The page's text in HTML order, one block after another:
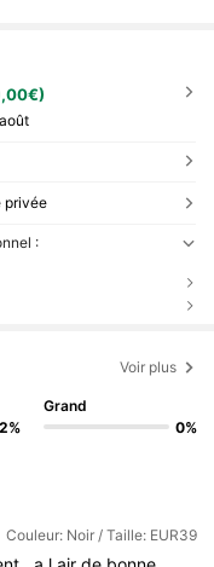
privée
:
Voir plus
Grand
0%
Couleur: Noir / Taille: EUR39